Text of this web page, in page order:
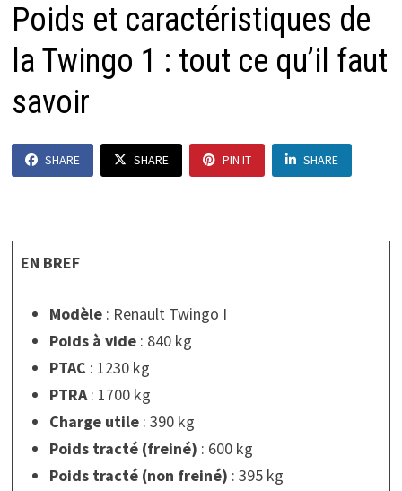
Poids et caractéristiques de
la Twingo 1 : tout ce qu’il faut
savoir
SHARE SHARE PIN IT SHARE
EN BREF
Modèle: Renault Twingo I
Poids à vide: 840 kg
PTAC : 1230 kg
PTRA: 1700 kg
Charge utile: 390 kg
Poids tracté (freiné) : 600 kg
Poids tracté (non freiné) : 395 kg